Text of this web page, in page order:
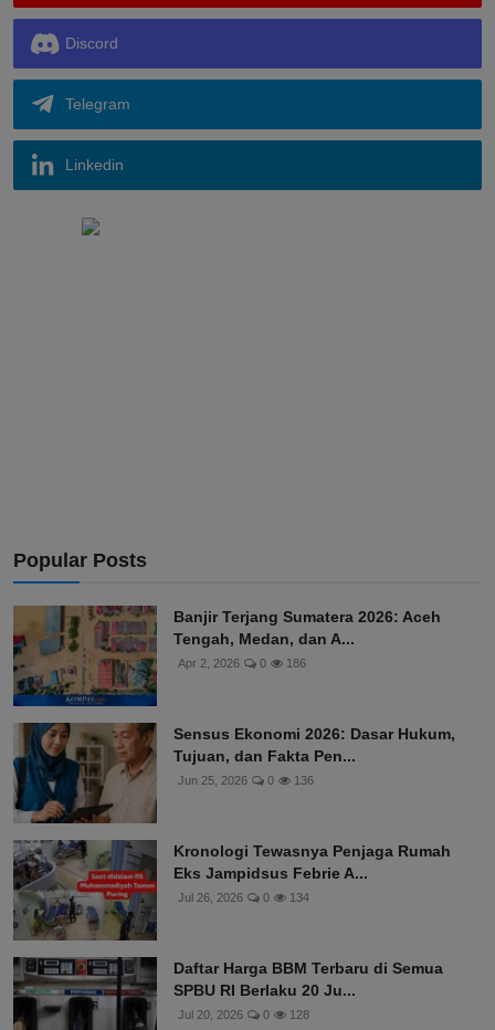
Discord
Telegram
Linkedin
Popular Posts
Banjir Terjang Sumatera 2026: Aceh
Tengah, Medan, dan A...
Apr 2, 2026 0 186
Sensus Ekonomi 2026: Dasar Hukum,
Tujuan, dan Fakta Pen...
Jun 25, 2026 0 136
Kronologi Tewasnya Penjaga Rumah
Eks Jampidsus Febrie A...
Jul 26, 2026 0 134
Daftar Harga BBM Terbaru di Semua
SPBU RI Berlaku 20 Ju...
Jul 20, 2026 0 128